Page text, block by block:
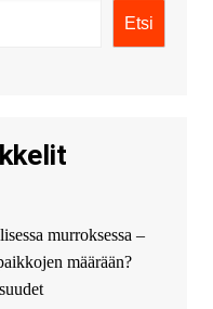
Etsi
murroksessa –
määrään?